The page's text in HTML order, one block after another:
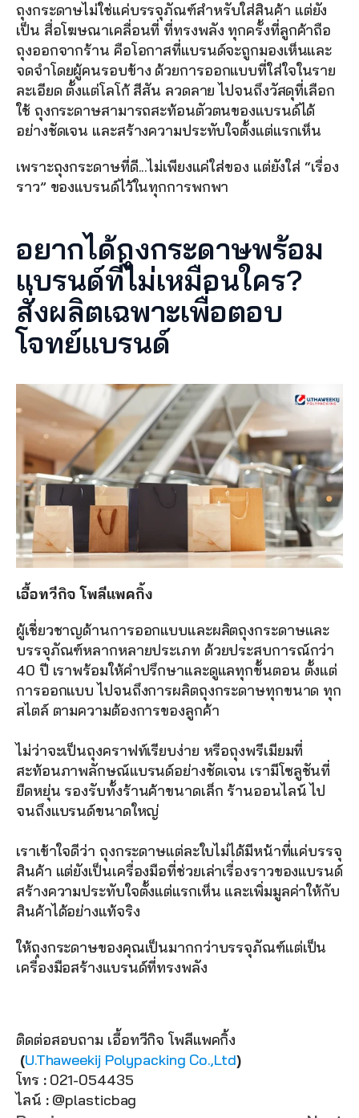
ถุงกระดาษไม่ใช่แค่บรรจุภัณฑ์สำหรับใส่สินค้า แต่ยัง
เป็น สื่อโฆษณาเคลื่อนที่ ที่ทรงพลัง ทุกครั้งที่ลูกค้าถือ
ถุงออกจากร้าน คือโอกาสที่แบรนด์จะถูกมองเห็นและ
จดจำโดยผู้คนรอบข้าง ด้วยการออกแบบที่ใส่ใจในราย
ละเอียด ตั้งแต่โลโก้ สีสัน ลวดลาย ไปจนถึงวัสดุที่เลือก
ใช้ ถุงกระดาษสามารถสะท้อนตัวตนของแบรนด์ได้
อย่างชัดเจน และสร้างความประทับใจตั้งแต่แรกเห็น
เพราะถุงกระดาษที่ดี...ไม่เพียงแค่ใส่ของ แต่ยังใส่ “เรื่อง
ราว” ของแบรนด์ไว้ในทุกการพกพา
อยากได้ถุงกระดาษพร้อม
แบรนด์ที่ไม่เหมือนใคร?
สั่งผลิตเฉพาะเพื่อตอบ
โจทย์แบรนด์
เอื้อทวีกิจ โพลีแพคกิ้ง
ผู้เชี่ยวชาญด้านการออกแบบและผลิตถุงกระดาษและ
บรรจุภัณฑ์หลากหลายประเภท ด้วยประสบการณ์กว่า
40 ปี เราพร้อมให้คำปรึกษาและดูแลทุกขั้นตอน ตั้งแต่
การออกแบบ ไปจนถึงการผลิตถุงกระดาษทุกขนาด ทุก
สไตล์ ตามความต้องการของลูกค้า
ไม่ว่าจะเป็นถุงคราฟท์เรียบง่าย หรือถุงพรีเมียมที่
สะท้อนภาพลักษณ์แบรนด์อย่างชัดเจน เรามีโซลูชันที่
ยืดหยุ่น รองรับทั้งร้านค้าขนาดเล็ก ร้านออนไลน์ ไป
จนถึงแบรนด์ขนาดใหญ่
เราเข้าใจดีว่า ถุงกระดาษแต่ละใบไม่ได้มีหน้าที่แค่บรรจุ
สินค้า แต่ยังเป็นเครื่องมือที่ช่วยเล่าเรื่องราวของแบรนด์
สร้างความประทับใจตั้งแต่แรกเห็น และเพิ่มมูลค่าให้กับ
สินค้าได้อย่างแท้จริง
ให้ถุงกระดาษของคุณเป็นมากกว่าบรรจุภัณฑ์แต่เป็น
เครื่องมือสร้างแบรนด์ที่ทรงพลัง
ติดต่อสอบถาม เอื้อทวีกิจ โพลีแพคกิ้ง
(U.Thaweekij Polypacking Co.,Ltd)
โทร : 021-054435
ไลน์ : @plasticbag